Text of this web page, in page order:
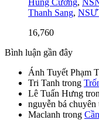
Thanh Sang,
16,760
Bình luận gần đây
Ánh Tuyết Phạm
Tri Tanh trong
Lê Tuấn Hưng
nguyễn bá chuyên
Maclanh trong